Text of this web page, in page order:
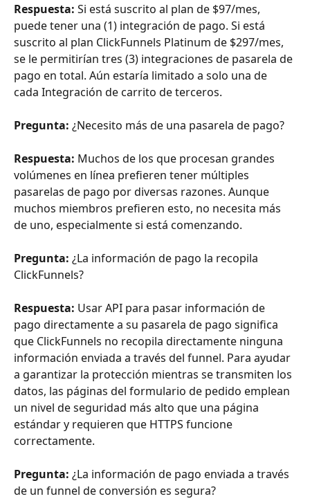
Respuesta: Si está suscrito al plan de $97/mes,
puede tener una (1) integración de pago. Si está
suscrito al plan ClickFunnels Platinum de $297/mes,
se le permitirían tres (3) integraciones de pasarela de
pago en total. Aún estaría limitado a solo una de
cada Integración de carrito de terceros.
Pregunta: ¿Necesito más de una pasarela de pago?
Respuesta: Muchos de los que procesan grandes
volúmenes en línea prefieren tener múltiples
pasarelas de pago por diversas razones. Aunque
muchos miembros prefieren esto, no necesita más
de uno, especialmente si está comenzando.
Pregunta: ¿La información de pago la recopila
ClickFunnels?
Respuesta: Usar API para pasar información de
pago directamente a su pasarela de pago significa
que ClickFunnels no recopila directamente ninguna
información enviada a través del funnel. Para ayudar
a garantizar la protección mientras se transmiten los
datos, las páginas del formulario de pedido emplean
un nivel de seguridad más alto que una página
estándar y requieren que HTTPS funcione
correctamente.
Pregunta: ¿La información de pago enviada a través
de un funnel de conversión es segura?